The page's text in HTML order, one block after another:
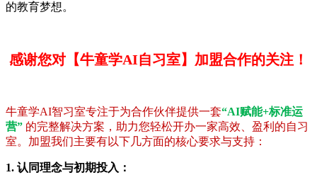
的教育梦想。
感谢您对【牛童学AI自习室】加盟合作的关注！
牛童学AI智习室专注于为合作伙伴提供一套“AI赋能+标准运
营” 的完整解决方案，助力您轻松开办一家高效、盈利的自习
室。加盟我们主要有以下几方面的核心要求与支持：
1. 认同理念与初期投入：